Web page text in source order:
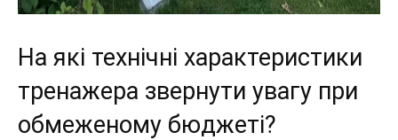
На які технічні характеристики
тренажера звернути увагу при
обмеженому бюджеті?